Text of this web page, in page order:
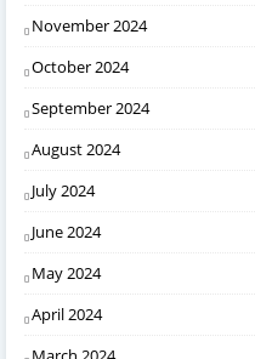
November 2024
October 2024
September 2024
August 2024
July 2024
June 2024
May 2024
April 2024